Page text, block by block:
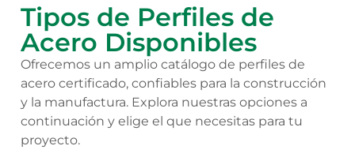
Tipos de Perfiles de
Acero Disponibles
Ofrecemos un amplio catálogo de perfiles de
acero certificado, confiables para la construcción
y la manufactura. Explora nuestras opciones a
continuación y elige el que necesitas para tu
proyecto.